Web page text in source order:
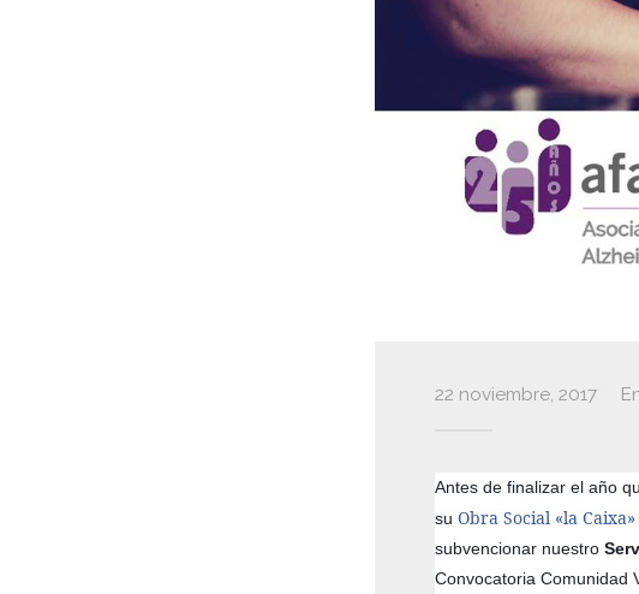
22 noviembre, 2017
Antes de finalizar el año
su Obra Social «la Caixa»
subvencionar nuestro
Convocatoria Comunidad